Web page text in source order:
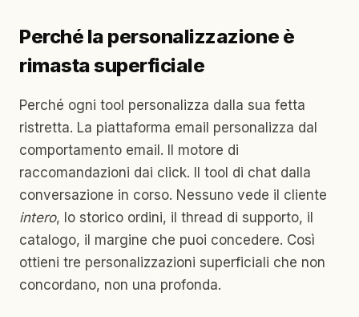
Perché la personalizzazione è
rimasta superficiale
Perché ogni tool personalizza dalla sua fetta
ristretta. La piattaforma email personalizza dal
comportamento email. Il motore di
raccomandazioni dai click. Il tool di chat dalla
conversazione in corso. Nessuno vede il cliente
intero, lo storico ordini, il thread di supporto, il
catalogo, il margine che puoi concedere. Così
ottieni tre personalizzazioni superficiali che non
concordano, non una profonda.